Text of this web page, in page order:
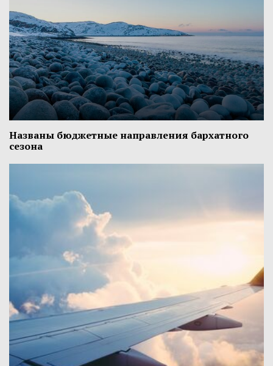
Названы бюджетные направления бархатного
сезона